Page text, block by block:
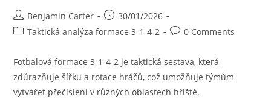
Post
author:
Benjamin Carter
Post
published:
30/01/2026
PostTaktická analýza formace 3-1-4-2
Post0 Comments
Fotbalová formace 3-1-4-2 je taktická sestava, která
zdůrazňuje šířku a rotace hráčů, což umožňuje týmům
vytvářet přečíslení v různých oblastech hřiště.